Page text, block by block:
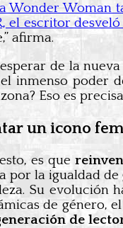
Wonder Woman
el escritor
afirma.
de la
inmenso poder
Eso es
un icono
es que
por la igualdad
Su evolución
de género,
de